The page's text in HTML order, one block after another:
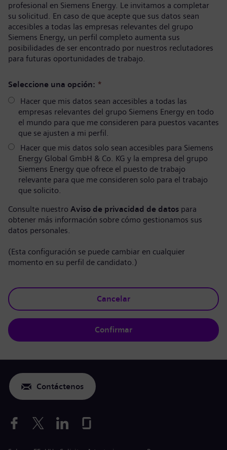
profesional en Siemens Energy. Le invitamos a completar
su solicitud. En caso de que acepte que sus datos sean
accesibles a todas las empresas relevantes del grupo
Siemens Energy, un perfil completo aumenta sus
posibilidades de ser encontrado por nuestros reclutadores
para futuras oportunidades de trabajo.
Seleccione una opción: *
Hacer que mis datos sean accesibles a todas las
empresas relevantes del grupo Siemens Energy en todo
el mundo para que me consideren para puestos vacantes
que se ajusten a mi perfil.
Hacer que mis datos solo sean accesibles para Siemens
Energy Global GmbH & Co. KG y la empresa del grupo
Siemens Energy que ofrece el puesto de trabajo
relevante para que me consideren solo para el trabajo
que solicito.
Consulte nuestro Aviso de privacidad de datos para
obtener más información sobre cómo gestionamos sus
datos personales.
(Esta configuración se puede cambiar en cualquier
momento en su perfil de candidato.)
Cancelar
Confirmar
Contáctenos